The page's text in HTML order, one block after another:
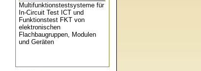
Multifunktionstestsysteme für
In-Circuit Test ICT und
Funktionstest FKT von
elektronischen
Flachbaugruppen, Modulen
und Geräten